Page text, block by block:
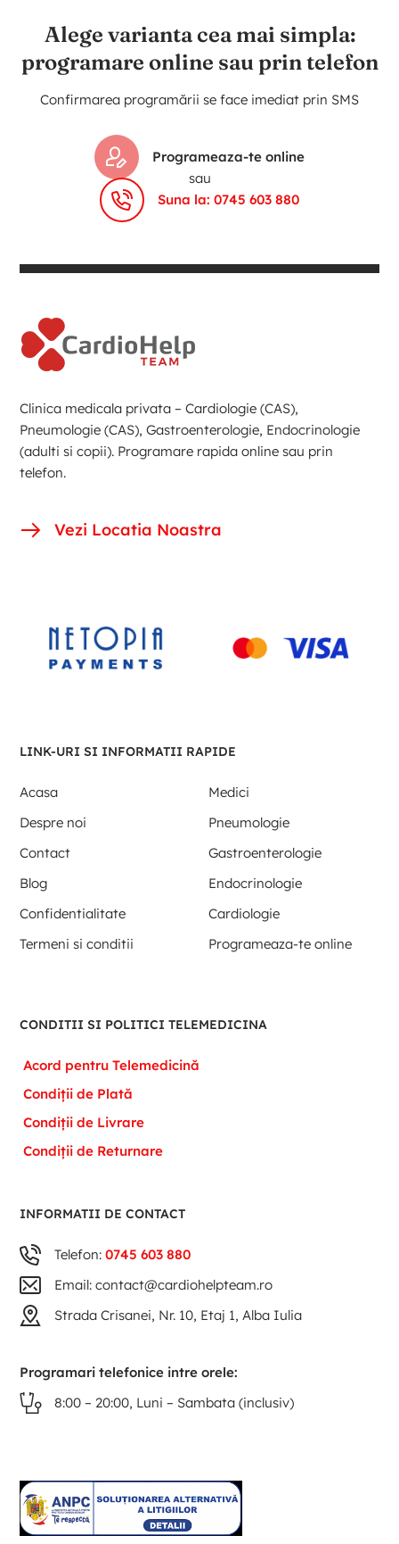
Alege varianta cea mai simpla:
programare online sau prin telefon
Confirmarea programării se face imediat prin SMS
Programeaza-te online
sau
Suna la: 0745 603 880
Clinica medicala privata – Cardiologie (CAS),
Pneumologie (CAS), Gastroenterologie, Endocrinologie
(adulti si copii). Programare rapida online sau prin
telefon.
Vezi Locatia Noastra
LINK-URI SI INFORMATII RAPIDE
Acasa
Medici
Despre noi
Pneumologie
Contact
Gastroenterologie
Blog
Endocrinologie
Confidentialitate
Cardiologie
Termeni si conditii
Programeaza-te online
CONDITII SI POLITICI TELEMEDICINA
Acord pentru Telemedicină
Condiții de Plată
Condiții de Livrare
Condiții de Returnare
INFORMATII DE CONTACT
Telefon:0745 603 880
Email: contact@cardiohelpteam.ro
Strada Crisanei, Nr. 10, Etaj 1, Alba Iulia
Programari telefonice intre orele:
8:00 – 20:00, Luni – Sambata (inclusiv)